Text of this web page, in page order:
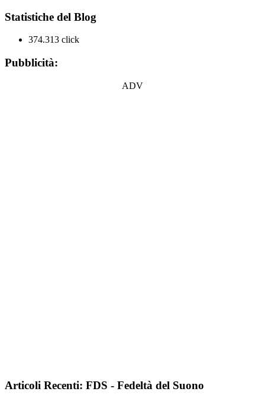
Statistiche del Blog
374.313 click
Pubblicità:
ADV
Articoli Recenti: FDS - Fedeltà del Suono